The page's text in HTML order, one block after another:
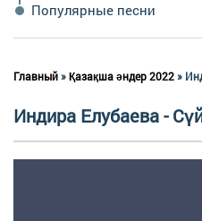
Популярные песни
Главный»Қазақша әндер 2022»
Индира Елубаева -